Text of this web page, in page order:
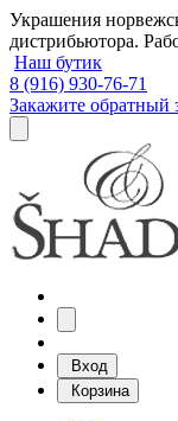
Украшения
дистрибьютора.
Наш бутик
8 (916) 930-76-71
Закажите обратный
Вход
Корзина